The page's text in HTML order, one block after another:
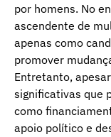
por homens. No
ascendente de
apenas como
promover
Entretanto,
significativas que
como
apoio político e